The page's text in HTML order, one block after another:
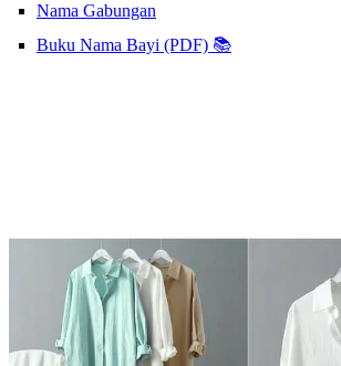
Nama Gabungan
Buku Nama Bayi (PDF) 📚